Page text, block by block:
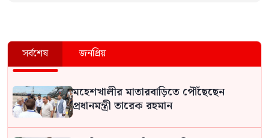
সর্বশেষ জনপ্রিয়
মহেশখালীর মাতারবাড়িতে পৌঁছেছেন
প্রধানমন্ত্রী তারেক রহমান